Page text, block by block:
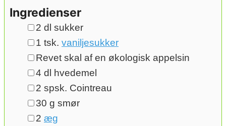
Ingredienser
▢
2 dl sukker
▢
1 tsk. vaniljesukker
▢
Revet skal af en økologisk appelsin
▢
4 dl
hvedemel
▢
2 spsk. Cointreau
▢
30 g smør
▢
2 æg